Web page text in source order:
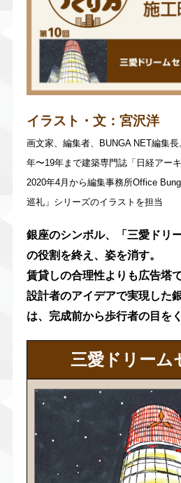
イラスト・文： 宮沢洋
画文家、編集者、BUNGA NET編集
年〜19年まで建築専門誌「日経アー
2020年4月から編集事務所Office
巡礼」シリーズのイラストを担当
銀座のシンボル、「三愛ドリ
の役割を終え、姿を消す。
賃貸しの合理性よりも広告塔
設計者のアイデアで実現した
は、完成前から歩行者の目を
三愛ドリーム